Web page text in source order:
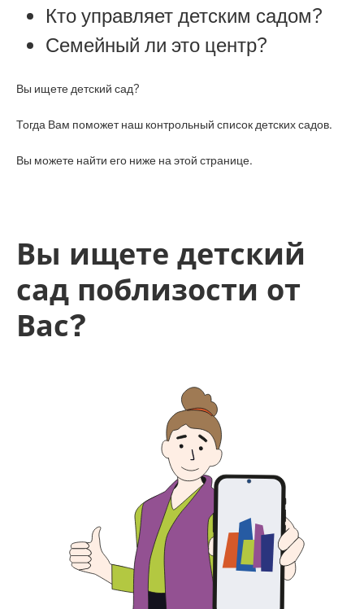
Кто управляет детским садом?
Семейный ли это центр?
Вы ищете детский сад?
Тогда Вам поможет наш контрольный список детских садов.
Вы можете найти его ниже на этой странице.
Вы ищете детский
сад поблизости от
Вас?